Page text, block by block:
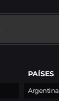
PAÍSES
Argentina